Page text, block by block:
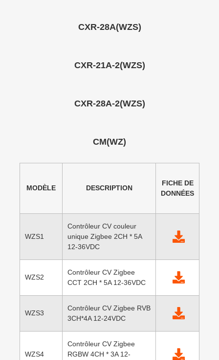
CXR-28A(WZS)
CXR-21A-2(WZS)
CXR-28A-2(WZS)
CM(WZ)
MODÈLE DESCRIPTION
FICHE DE
DONNÉES
WZS1
Contrôleur CV couleur
unique Zigbee 2CH * 5A
12-36VDC
WZS2
Contrôleur CV Zigbee
CCT 2CH * 5A 12-36VDC
WZS3
Contrôleur CV Zigbee RVB
3CH*4A 12-24VDC
WZS4
Contrôleur CV Zigbee
RGBW 4CH * 3A 12-